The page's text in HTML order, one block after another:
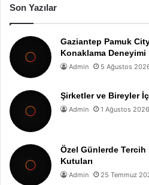
Son Yazılar
Gaziantep Pamuk
Konaklama Deneyimi
Admin 5 Ağustos
Şirketler ve Bireyler
Admin 1 Ağustos 2026
Özel Günlerde
Kutuları
Admin 25 Temmuz